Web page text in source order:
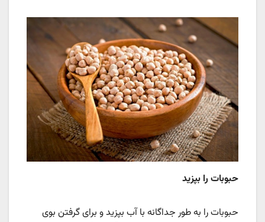
حبوبات را بپزید
حبوبات را به طور جداگانه با آب بپزید و ﺑﺮای ﮔﺮﻓﺘﻦ ﺑﻮی